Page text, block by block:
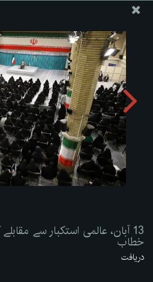
13 آبان، عالمی استکبار سے
خطاب
13 آبان، عالمی استکبار سے
خطاب
دریافت